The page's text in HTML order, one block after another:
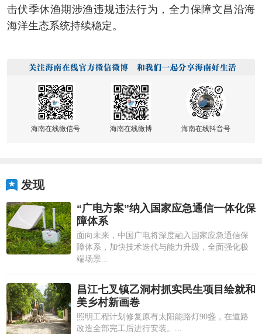
击伏季休渔期涉渔违规违法行为，全力保障文昌沿海
海洋生态系统持续稳定。
海南在线微信号 海南在线微博 海南在线抖音号
发现
“广电方案”纳入国家应急通信一体化保
障体系
面向未来，中国广电将深度融入国家应急通信保
障体系，加快技术迭代与能力升级，全面强化极
端场景...
昌江七叉镇乙洞村抓实民生项目绘就和
美乡村新画卷
照明工程计划修复原有太阳能路灯90盏，在道路
改造全部完工后进行安装。...